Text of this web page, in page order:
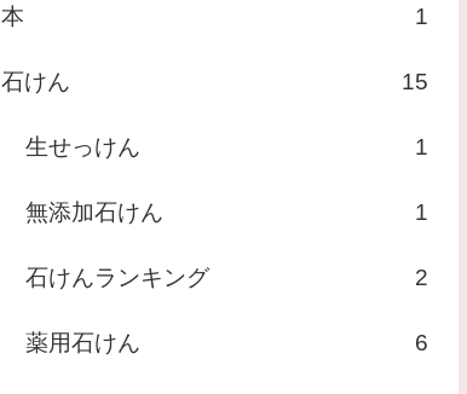
本 1
石けん 15
生せっけん 1
無添加石けん 1
石けんランキング 2
薬用石けん 6